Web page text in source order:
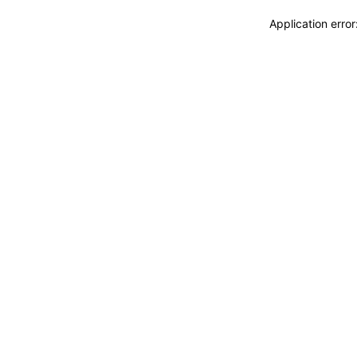
Application